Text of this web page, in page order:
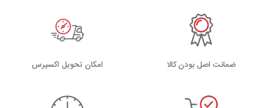
ضمانت اصل بودن کالا اﻣﮑﺎن ﺗﺤﻮﯾﻞ اﮐﺴﭙﺮس